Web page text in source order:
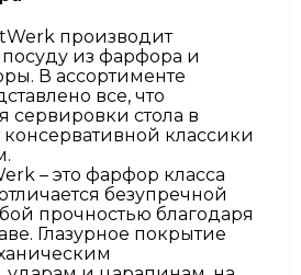
производит
из фарфора и
В ассортименте
все, что
сервировки стола в
классики
– это фарфор класса
безупречной
прочностью благодаря
Глазурное покрытие